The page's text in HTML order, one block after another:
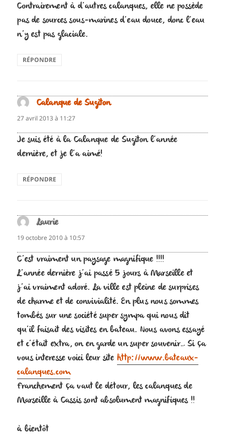
Contrairement à d’autres calanques, elle ne possède
pas de sources sous-marines d’eau douce, donc l’eau
n’y est pas glaciale.
RÉPONDRE
Calanque de Sugitondit :
27 avril 2013 à 11:27
Je suis été à la Calanque de Sugiton l’année
dernière, et je l’a aimé!
RÉPONDRE
Lauriedit :
19 octobre 2010 à 10:57
C’est vraiment un paysage magnifique !!!!
L’année dernière j’ai passé 5 jours à Marseille et
j’ai vraiment adoré. La ville est pleine de surprises
de charme et de convivialité. En plus nous sommes
tombés sur une société super sympa qui nous dit
qu’il faisait des visites en bateau. Nous avons essayé
et c’était extra, on en garde un super souvenir… Si ça
vous interesse voici leur site http://www.bateaux-
calanques.com
Franchement ça vaut le détour, les calanques de
Marseille à Cassis sont absolument magnifiques !!
à bientôt